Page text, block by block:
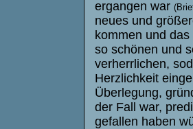
ergangen war
neues und
kommen und
so schönen und
verherrlichen,
Herzlichkeit
Überlegung,
der Fall war,
gefallen haben